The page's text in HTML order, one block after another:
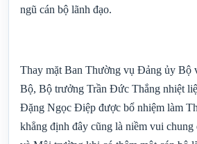
ngũ cán bộ lãnh đạo.
Thay mặt Ban Thường vụ Đảng ủy Bộ
Bộ, Bộ trưởng Trần Đức Thắng nhiệt
Đặng Ngọc Điệp được bổ nhiệm làm
khẳng định đây cũng là niềm vui